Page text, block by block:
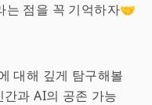
는 점을 꼭 기억하자🤝
대해 깊게 탐구해볼
과 AI의 공존 가능